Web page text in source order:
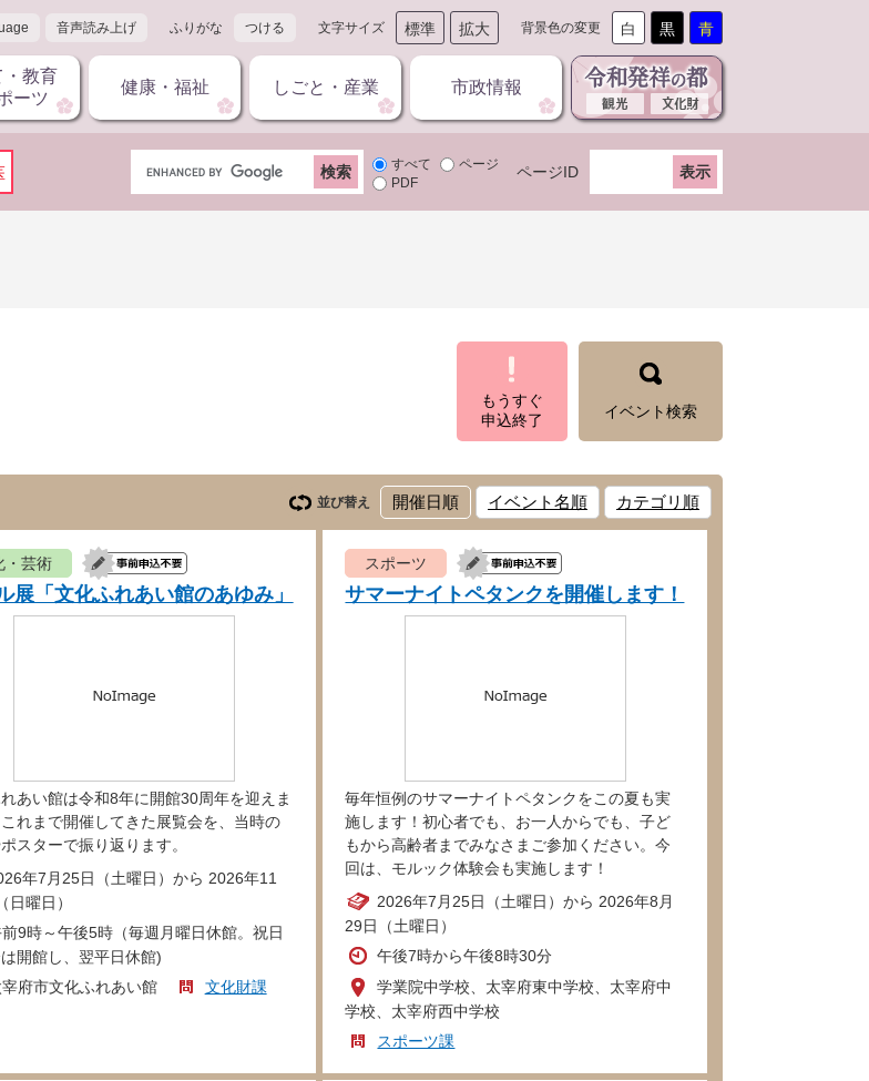
音声読み上げ ふりがな つける 文字サイズ 標準 拡大 背景色の変更 白 黒 青
・教育
ーツ
健康・福祉 しごと・産業 市政情報
G
o
すべて
ページ
PDF
ページID
もうすぐ
申込終了
イベント検索
並び替え 開催日順 イベント名順 カテゴリ順
・芸術
展「文化ふれあい館のあゆみ」
あい館は令和8年に開館30周年を迎えま
これまで開催してきた展覧会を、当時の
スターで振り返ります。
年7月25日（土曜日）から 2026年11
日曜日）
9時～午後5時（毎週月曜日休館。祝日
開館し、翌平日休館)
宰府市文化ふれあい館
文化財課
スポーツ
サマーナイトペタンクを開催します！
毎年恒例のサマーナイトペタンクをこの夏も実
施します！初心者でも、お一人からでも、子ど
もから高齢者までみなさまご参加ください。今
回は、モルック体験会も実施します！
2026年7月25日（土曜日）から 2026年8月
29日（土曜日）
午後7時から午後8時30分
学業院中学校、太宰府東中学校、太宰府中
学校、太宰府西中学校
スポーツ課